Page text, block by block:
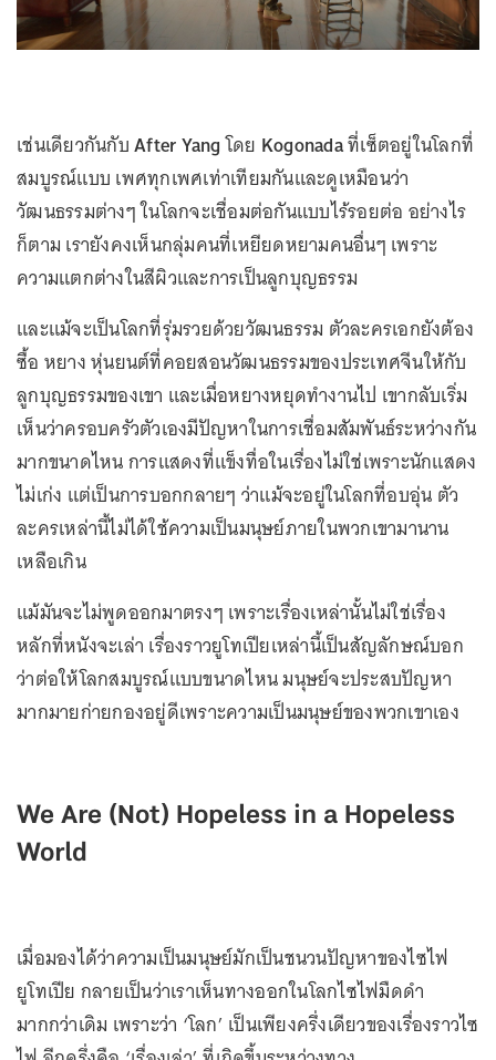
เช่นเดียวกันกับAfter Yangโดย Kogonadaที่เซ็ตอยู่ในโลกที่
สมบูรณ์แบบ เพศทุกเพศเท่าเทียมกันและดูเหมือนว่า
วัฒนธรรมต่างๆ ในโลกจะเชื่อมต่อกันแบบไร้รอยต่อ อย่างไร
ก็ตาม เรายังคงเห็นกลุ่มคนที่เหยียดหยามคนอื่นๆ เพราะ
ความแตกต่างในสีผิวและการเป็นลูกบุญธรรม
และแม้จะเป็นโลกที่รุ่มรวยด้วยวัฒนธรรม ตัวละครเอกยังต้อง
ซื้อ หยาง หุ่นยนต์ที่คอยสอนวัฒนธรรมของประเทศจีนให้กับ
ลูกบุญธรรมของเขา และเมื่อหยางหยุดทำงานไป เขากลับเริ่ม
เห็นว่าครอบครัวตัวเองมีปัญหาในการเชื่อมสัมพันธ์ระหว่างกัน
มากขนาดไหน การแสดงที่แข็งทื่อในเรื่องไม่ใช่เพราะนักแสดง
ไม่เก่ง แต่เป็นการบอกกลายๆ ว่าแม้จะอยู่ในโลกที่อบอุ่น ตัว
ละครเหล่านี้ไม่ได้ใช้ความเป็นมนุษย์ภายในพวกเขามานาน
เหลือเกิน
แม้มันจะไม่พูดออกมาตรงๆ เพราะเรื่องเหล่านั้นไม่ใช่เรื่อง
หลักที่หนังจะเล่า เรื่องราวยูโทเปียเหล่านี้เป็นสัญลักษณ์บอก
ว่าต่อให้โลกสมบูรณ์แบบขนาดไหน มนุษย์จะประสบปัญหา
มากมายก่ายกองอยู่ดีเพราะความเป็นมนุษย์ของพวกเขาเอง
We Are (Not) Hopeless in a Hopeless
World
เมื่อมองได้ว่าความเป็นมนุษย์มักเป็นชนวนปัญหาของไซไฟ
ยูโทเปีย กลายเป็นว่าเราเห็นทางออกในโลกไซไฟมืดดำ
มากกว่าเดิม เพราะว่า ‘โลก’ เป็นเพียงครึ่งเดียวของเรื่องราวไซ